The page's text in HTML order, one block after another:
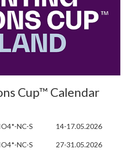
Cup™ Calendar
NC-S 14-17.05.2026
NC-S 27-31.05.2026